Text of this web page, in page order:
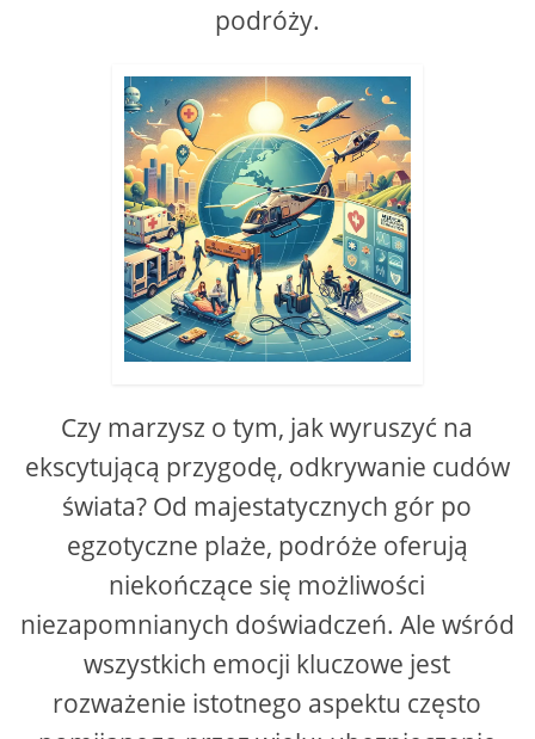
podróży.
Czy marzysz o tym, jak wyruszyć na
ekscytującą przygodę, odkrywanie cudów
świata? Od majestatycznych gór po
egzotyczne plaże, podróże oferują
niekończące się możliwości
niezapomnianych doświadczeń. Ale wśród
wszystkich emocji kluczowe jest
rozważenie istotnego aspektu często